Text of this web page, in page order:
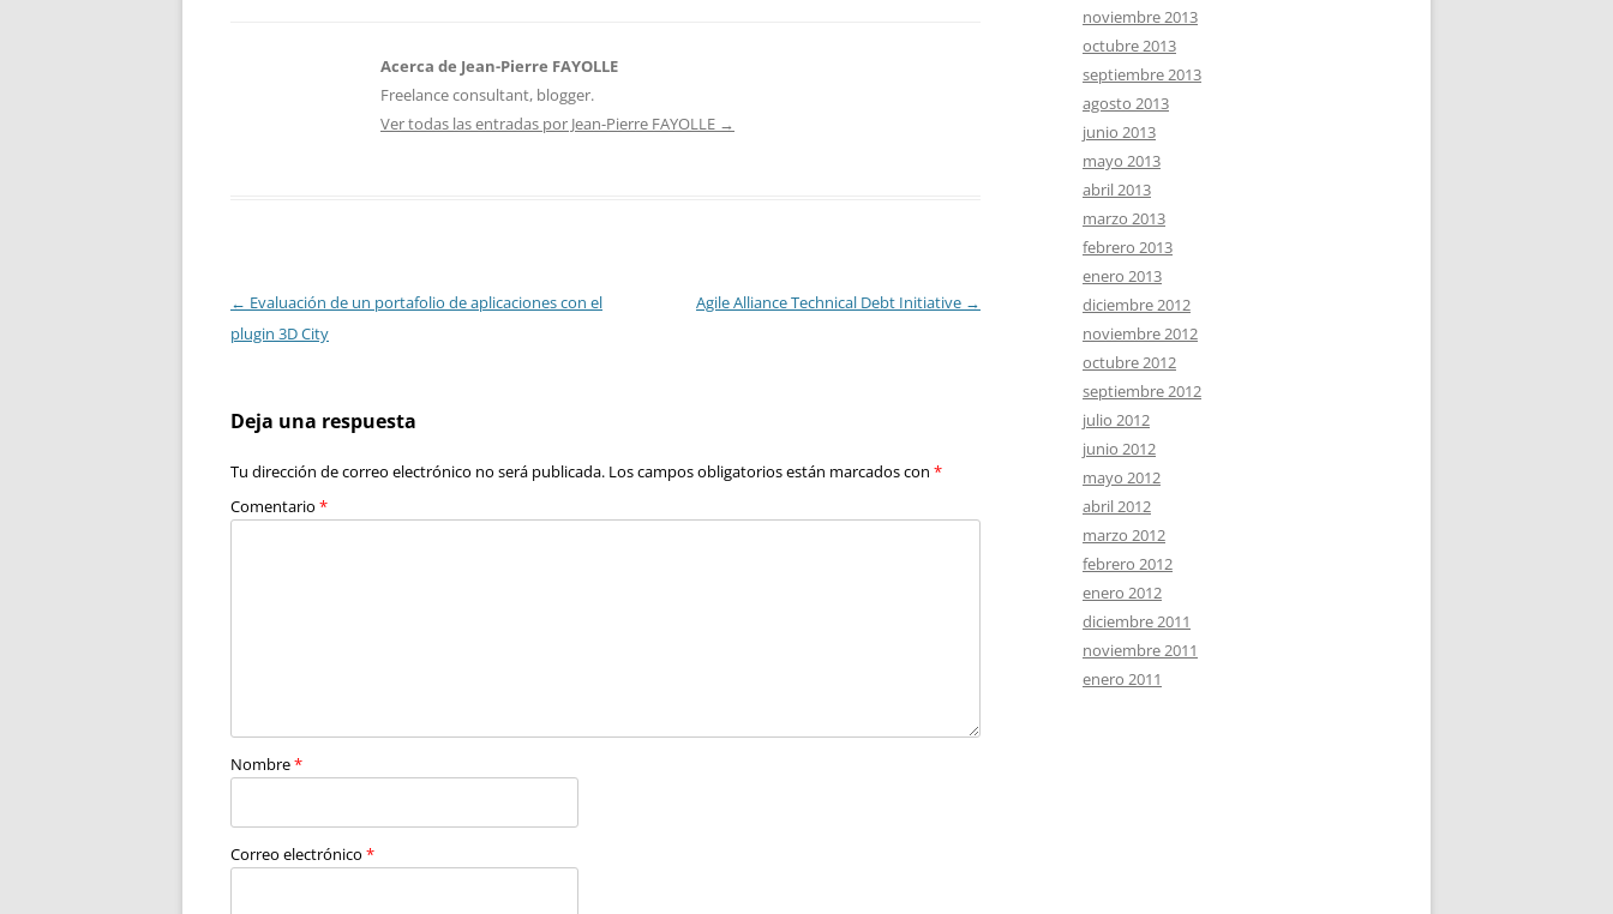
Acerca de Jean-Pierre FAYOLLE
Freelance consultant, blogger.
Ver todas las entradas por Jean-Pierre FAYOLLE →
Navegación
de
← Evaluación de un portafolio de aplicaciones con el
plugin 3D City
Agile Alliance Technical Debt Initiative →
Deja una respuesta
Tu dirección de correo electrónico no será publicada. Los campos obligatorios están marcados con *
Comentario *
Nombre*
Correo electrónico *
noviembre 2013
octubre 2013
septiembre 2013
agosto 2013
junio 2013
mayo 2013
abril 2013
marzo 2013
febrero 2013
enero 2013
diciembre 2012
noviembre 2012
octubre 2012
septiembre 2012
julio 2012
junio 2012
mayo 2012
abril 2012
marzo 2012
febrero 2012
enero 2012
diciembre 2011
noviembre 2011
enero 2011